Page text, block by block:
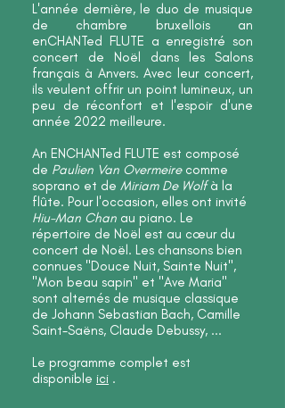
L'année dernière, le duo de musique
de chambre bruxellois an
enCHANTed FLUTE a enregistré son
concert de Noël dans les Salons
français à Anvers. Avec leur concert,
ils veulent offrir un point lumineux, un
peu de réconfort et l'espoir d'une
année 2022 meilleure.
An ENCHANTed FLUTE est composé
de Paulien Van Overmeirecomme
soprano et de Miriam De Wolfà la
flûte. Pour l'occasion, elles ont invité
Hiu-Man Chan au piano. Le
répertoire de Noël est au cœur du
concert de Noël. Les chansons bien
connues "Douce Nuit, Sainte Nuit",
"Mon beau sapin" et "Ave Maria"
sont alternés de musique classique
de Johann Sebastian Bach, Camille
Saint-Saëns, Claude Debussy, ...
Le programme complet est
disponible ici .